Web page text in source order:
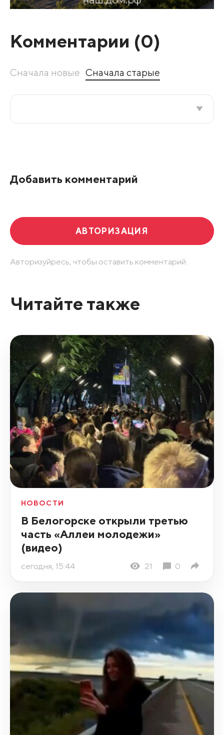
Комментарии (0)
Сначала новые Сначала старые
Добавить комментарий
АВТОРИЗАЦИЯ
Авторизуйресь, чтобы оставить комментарий.
Читайте также
НОВОСТИ
В Белогорске открыли третью
часть «Аллеи молодежи»
(видео)
сегодня, 15:44 21 0